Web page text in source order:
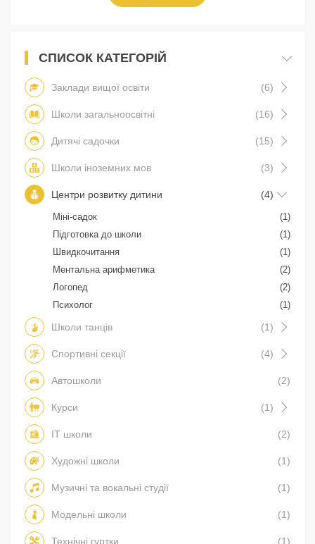
СПИСОК КАТЕГОРІЙ
Заклади вищої освіти (6)
Школи загальноосвітні (16)
Дитячі садочки (15)
Школи іноземних мов (3)
Центри розвитку дитини (4)
Міні-садок
(1)
Підготовка до школи
(1)
Швидкочитання
(1)
Ментальна арифметика
(2)
Логопед
(2)
Психолог
(1)
Школи танців (1)
Спортивні секції (4)
Автошколи (2)
Курси (1)
IT школи (2)
Художні школи (1)
Музичні та вокальні студії (1)
Модельні школи (1)
Технічні гуртки (1)